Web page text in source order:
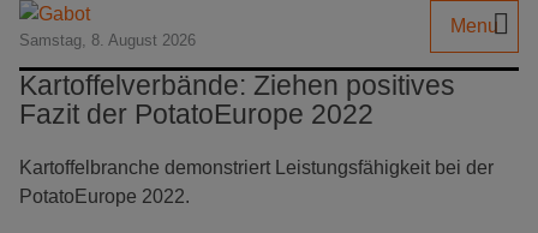
Samstag, 8. August 2026
Menu
Kartoffelverbände: Ziehen positives
Fazit der PotatoEurope 2022
Kartoffelbranche demonstriert Leistungsfähigkeit bei der
PotatoEurope 2022.